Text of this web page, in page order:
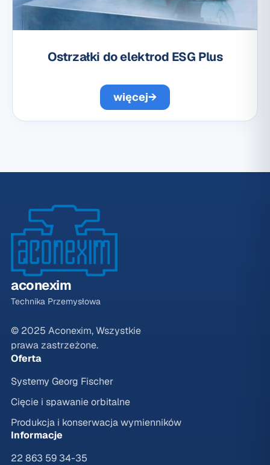
Ostrzałki do elektrod ESG Plus
więcej→
aconexim
Technika Przemysłowa
© 2025 Aconexim, Wszystkie
prawa zastrzeżone.
Oferta
Systemy Georg Fischer
Cięcie i spawanie orbitalne
Produkcja i konserwacja wymienników
Informacje
22 863 59 34-35